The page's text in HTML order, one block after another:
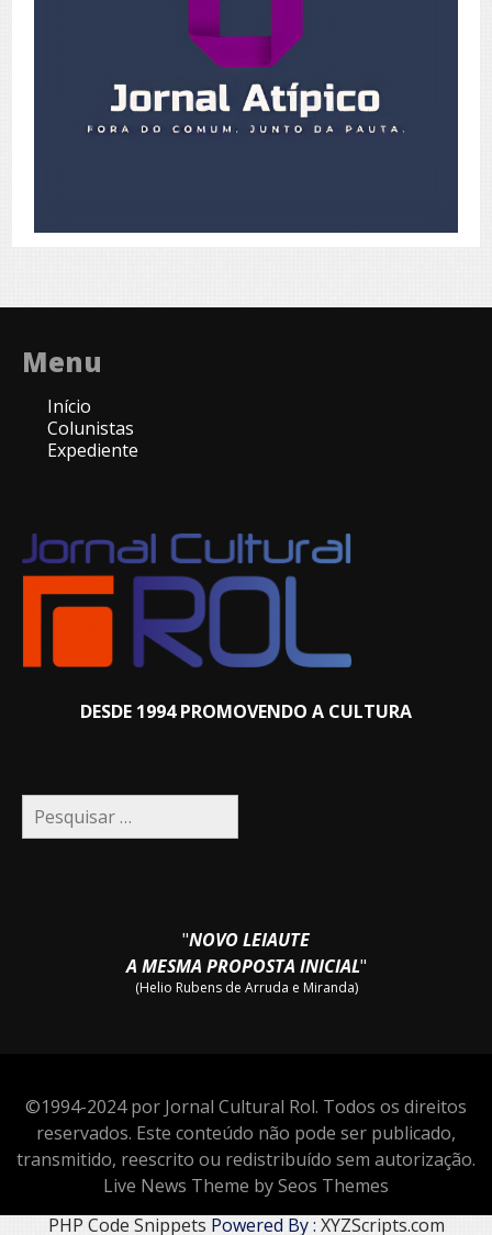
Menu
Início
Colunistas
Expediente
DESDE 1994 PROMOVENDO A CULTURA
Pesquisar
por:
"NOVO LEIAUTE
A MESMA PROPOSTA INICIAL"
(Helio Rubens de Arruda e Miranda)
©1994-2024 por Jornal Cultural Rol. Todos os direitos
reservados. Este conteúdo não pode ser publicado,
transmitido, reescrito ou redistribuído sem autorização.
Live News Theme by Seos Themes
PHP Code Snippets Powered By : XYZScripts.com